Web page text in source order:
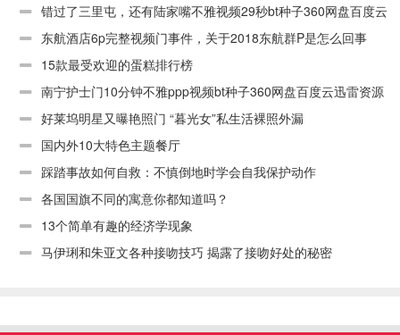
错过了三里屯，还有陆家嘴不雅视频29秒bt种子360网盘百度云
迅雷资源链接下载
东航酒店6p完整视频门事件，关于2018东航群P是怎么回事
15款最受欢迎的蛋糕排行榜
南宁护士门10分钟不雅ppp视频bt种子360网盘百度云迅雷资源
链接下载
好莱坞明星又曝艳照门 “暮光女”私生活裸照外漏
国内外10大特色主题餐厅
踩踏事故如何自救：不慎倒地时学会自我保护动作
各国国旗不同的寓意你都知道吗？
13个简单有趣的经济学现象
马伊琍和朱亚文各种接吻技巧 揭露了接吻好处的秘密